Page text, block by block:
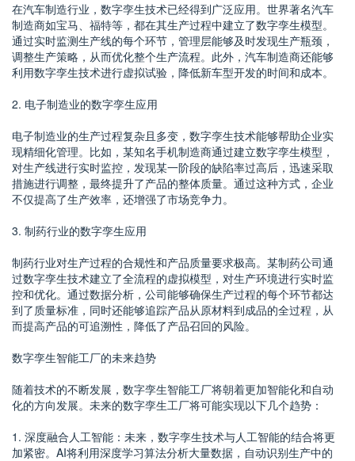
在汽车制造行业，数字孪生技术已经得到广泛应用。世界著名汽车
制造商如宝马、福特等，都在其生产过程中建立了数字孪生模型。
通过实时监测生产线的每个环节，管理层能够及时发现生产瓶颈，
调整生产策略，从而优化整个生产流程。此外，汽车制造商还能够
利用数字孪生技术进行虚拟试验，降低新车型开发的时间和成本。
2. 电子制造业的数字孪生应用
电子制造业的生产过程复杂且多变，数字孪生技术能够帮助企业实
现精细化管理。比如，某知名手机制造商通过建立数字孪生模型，
对生产线进行实时监控，发现某一阶段的缺陷率过高后，迅速采取
措施进行调整，最终提升了产品的整体质量。通过这种方式，企业
不仅提高了生产效率，还增强了市场竞争力。
3. 制药行业的数字孪生应用
制药行业对生产过程的合规性和产品质量要求极高。某制药公司通
过数字孪生技术建立了全流程的虚拟模型，对生产环境进行实时监
控和优化。通过数据分析，公司能够确保生产过程的每个环节都达
到了质量标准，同时还能够追踪产品从原材料到成品的全过程，从
而提高产品的可追溯性，降低了产品召回的风险。
数字孪生智能工厂的未来趋势
随着技术的不断发展，数字孪生智能工厂将朝着更加智能化和自动
化的方向发展。未来的数字孪生工厂将可能实现以下几个趋势：
1. 深度融合人工智能：未来，数字孪生技术与人工智能的结合将更
加紧密。AI将利用深度学习算法分析大量数据，自动识别生产中的